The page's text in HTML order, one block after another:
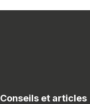
Conseils et articles